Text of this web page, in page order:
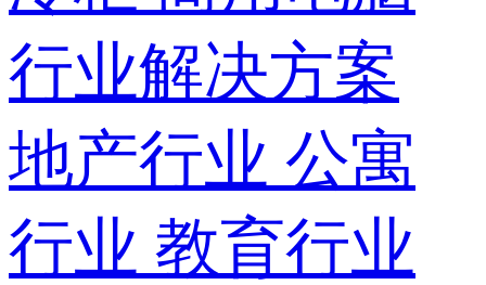
行业解决方案
地产行业 公寓
行业 教育行业